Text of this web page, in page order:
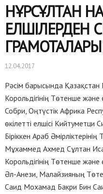
НҰРСҰЛТАН
ЕЛШІЛЕРДЕН
12.04.2017
Рәсім барысында
Корольдігінің Төтенше және
Собри, Оңтүстік Африка
өкілетті елшісі
Біріккен Араб
Мұхаммед Ахмед Сұлтан
Корольдігінің Төтенше және
Әл-Анези, Малайзияның
Саид Мохамад Бакри Бин